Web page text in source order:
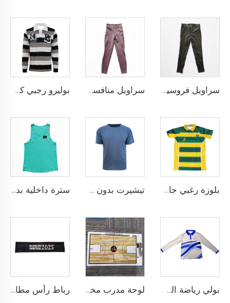
سراويل فروسية أداء عالي مع نمط سيليكون مضاد للانزلاق وخيارات لإضافة شعار الفريق المخصص سراويل منافسة الفروسية بتقنية النقاط السيليكونية والتخصيص الكامل لنادي أو شعار شخصي بوليرو رجبي كلاسيكي مخصص مصنوع من قماش يام داي ثقيل الوزن بأكمام طويلة بتصميم رجعي للرجال
بلوزة رغبي جافة سريعة مصممة لفريق المدرسة، بلوزة رغبي بقماش أداء يسحب الرطوبة مع تخصيص بالتحميص تيشيرت بدون خياطة مصمم كقميص رياضي خالٍ من الاحتكاك لتحقيق أقصى درجات الراحة والأداء سترة داخلية بدون خياطة مع بنية شريط ملصوق حراريًا ومقاس نحيف خالٍ من الاحتكاك حسب الطلب لتجربة رياضية فائقة بدون أي إلهاء
بولي رياضة السلة بأكمام طويلة نسيج سريع الجفاف للإحماء، شعار مخصص لوحة مدرب مخصصة من كلوريد متعدد الفينيل (PVC) 122 مع إمكانية طباعة الشعار بألوان مخصصة، تصميم متين للتدريب الرياضي والتخطيط التكتيكي رباط رأس مطاطي مخصص من السباندكس 121 لرياضة الجري وكرة السلة وسباق الحواجز، يمتاز بخصائص طرد العرق وشريط مرن مع طباعة شعار